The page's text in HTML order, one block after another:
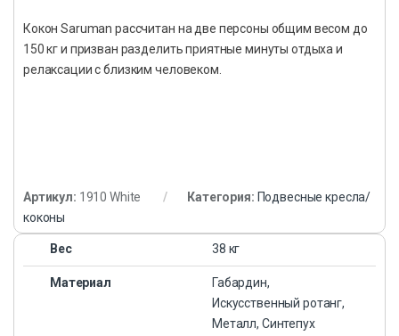
Кокон Saruman рассчитан на две персоны общим весом до
150 кг и призван разделить приятные минуты отдыха и
релаксации с близким человеком.
Артикул: 1910 White Категория: Подвесные кресла/
коконы
Вес 38 кг
Материал
Габардин,
Искусственный ротанг,
Металл, Синтепух